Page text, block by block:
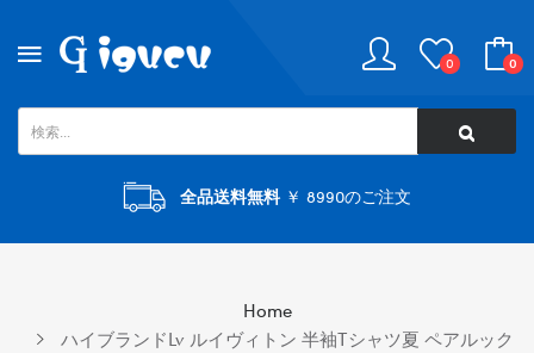
0 0
全品送料無料￥ 8990のご注文
Home
ハイブランドLv ルイヴィトン 半袖tシャツ夏 ペアルック